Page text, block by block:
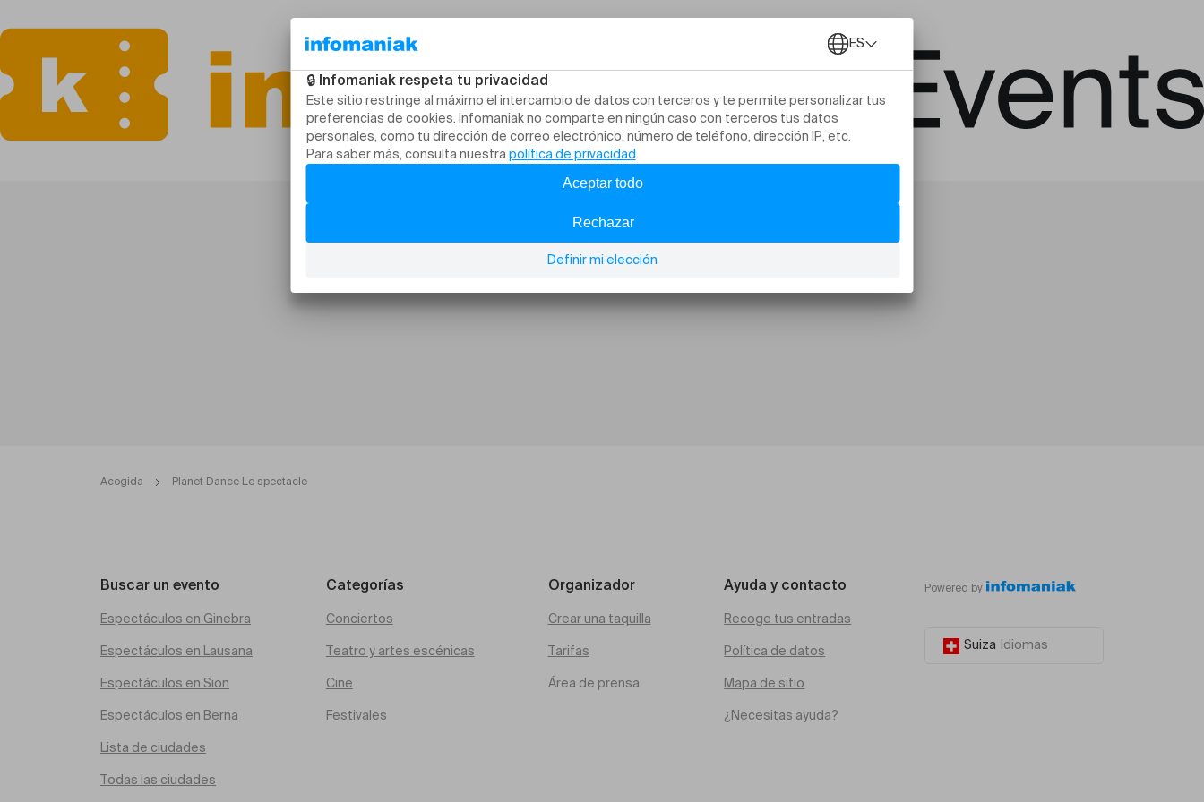
Acogida Planet Dance Le spectacle
Buscar un evento
Espectáculos en Ginebra
Espectáculos en Lausana
Espectáculos en Sion
Espectáculos en Berna
Lista de ciudades
Todas las ciudades
Categorías
Conciertos
Teatro y artes escénicas
Cine
Festivales
Organizador
Crear una taquilla
Tarifas
Área de prensa
Ayuda y contacto
Recoge tus entradas
Política de datos
Mapa de sitio
¿Necesitas ayuda?
Powered by
Suiza Idiomas